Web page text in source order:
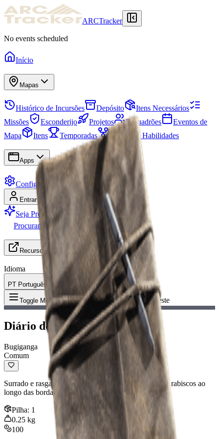
ARCTracker
No events scheduled
Início
Mapas
Histórico de Incursões Depósito
Itens Necessários
Missões
Esconderijo Projetos Esquadrões
Eventos de
Mapa
Itens Temporadas Árvore de Habilidades
Apps
Configurações
Entrar
Seja Premium
Procurando Grupo
Recursos
Idioma
PT Português
Toggle Menu Item:Diário de Celeste
Diário de Celeste
Bugiganga
Comum
Surrado e rasgado, você pode ver o contorno fraco de rabiscos ao
longo das bordas.
Pilha: 1
0.25 kg
100